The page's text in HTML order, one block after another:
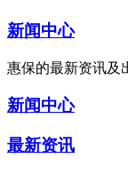
新闻中心
惠保的最新资讯及
新闻中心
最新资讯